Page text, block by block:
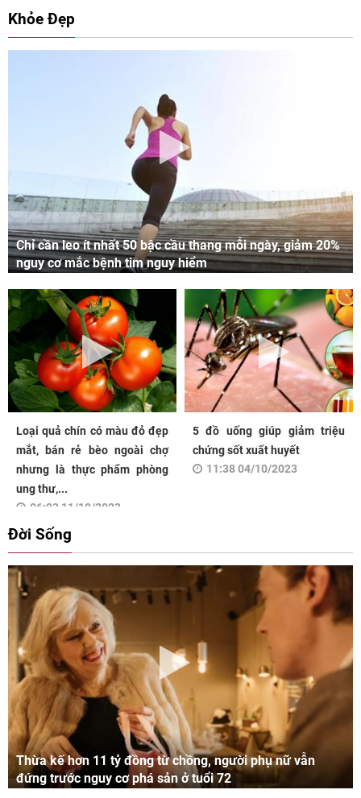
Khỏe Đẹp
Chỉ cần leo ít nhất 50 bậc cầu thang mỗi ngày, giảm 20%
nguy cơ mắc bệnh tim nguy hiểm
Loại quả chín có màu đỏ đẹp
mắt, bán rẻ bèo ngoài chợ
nhưng là thực phẩm phòng
ung thư,...
06:03 11/10/2023
5 đồ uống giúp giảm triệu
chứng sốt xuất huyết
11:38 04/10/2023
Đời Sống
Thừa kế hơn 11 tỷ đồng từ chồng, người phụ nữ vẫn
đứng trước nguy cơ phá sản ở tuổi 72